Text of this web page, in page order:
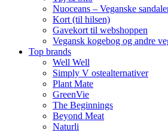
Nuoceans – Veganske
Kort (til hilsen)
Gavekort til webshoppen
Vegansk kogebog og andre
Top brands
Well Well
Simply V ostealternativer
Plant Mate
GreenVie
The Beginnings
Beyond Meat
Naturli